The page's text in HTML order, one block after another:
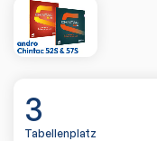
3
Tabellenplatz